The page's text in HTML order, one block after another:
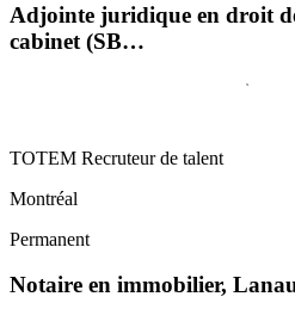
Adjointe juridique en droit
cabinet (SB…
TOTEM Recruteur de talent
Montréal
Permanent
Notaire en immobilier,